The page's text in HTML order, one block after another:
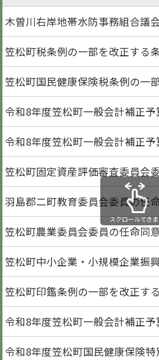
木曽川右岸地帯水防事務組合議
笠松町税条例の一部を改正する
笠松町国民健康保険税条例の一
令和8年度笠松町一般会計補正
令和8年度笠松町一般会計補正
笠松町固定資産評価審査委員会
羽島郡二町教育委員会委員の任
笠松町農業委員会委員の任命同
笠松町中小企業・小規模企業振
笠松町印鑑条例の一部を改正す
令和8年度笠松町一般会計補正
令和8年度笠松町国民健康保険
スクロールでき